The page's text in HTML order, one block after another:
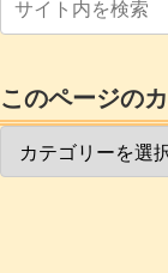
このページの